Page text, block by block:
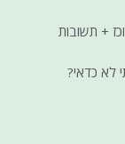
+ תשובות
לא כדאי?